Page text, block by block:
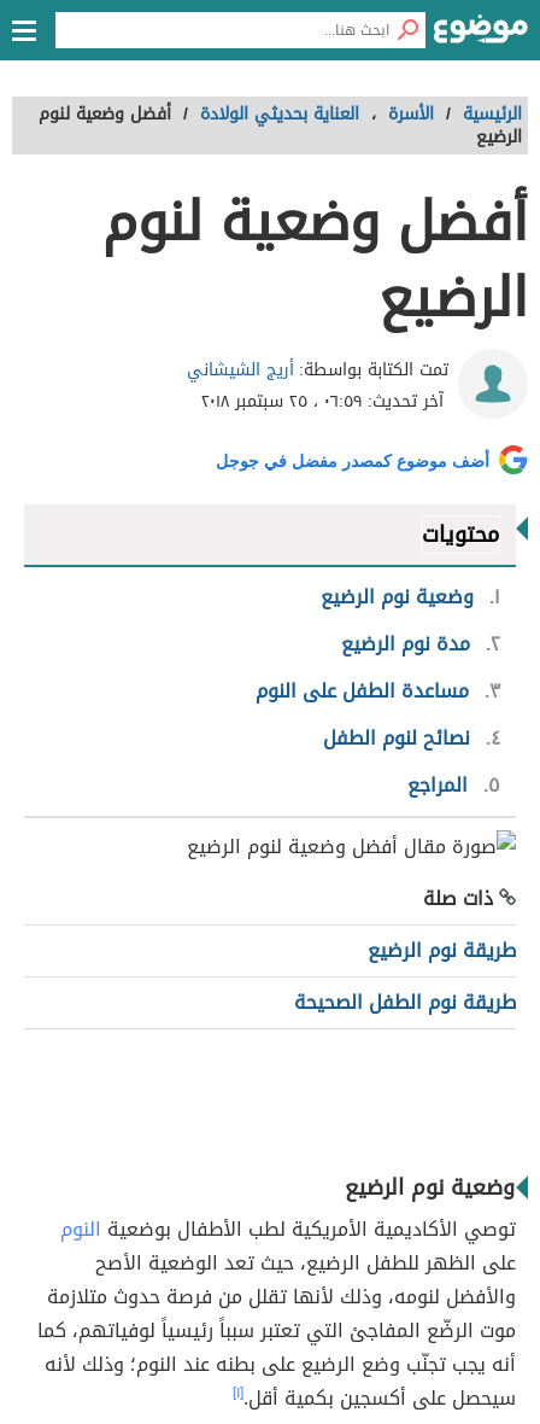
الرئيسية / الأسرة ، العناية بحديثي الولادة / أفضل وضعية لنوم
الرضيع
أفضل وضعية لنوم
الرضيع
تمت الكتابة بواسطة:أريج الشيشاني
آخر تحديث: ٠٦:٥٩ ، ٢٥ سبتمبر ٢٠١٨
أضف موضوع كمصدر مفضل في جوجل
محتويات
١ وضعية نوم الرضيع
٢ مدة نوم الرضيع
٣ مساعدة الطفل على النوم
٤ نصائح لنوم الطفل
٥
المراجع
ذات صلة
طريقة نوم الرضيع
طريقة نوم الطفل الصحيحة
وضعية نوم الرضيع
توصي الأكاديمية الأمريكية لطب الأطفال بوضعية النوم
على الظهر للطفل الرضيع، حيث تعد الوضعية الأصح
والأفضل لنومه، وذلك لأنها تقلل من فرصة حدوث متلازمة
موت الرضّع المفاجئ التي تعتبر سبباً رئيسياً لوفياتهم، كما
أنه يجب تجنّب وضع الرضيع على بطنه عند النوم؛ وذلك لأنه
سيحصل على أكسجين بكمية أقل.[١]